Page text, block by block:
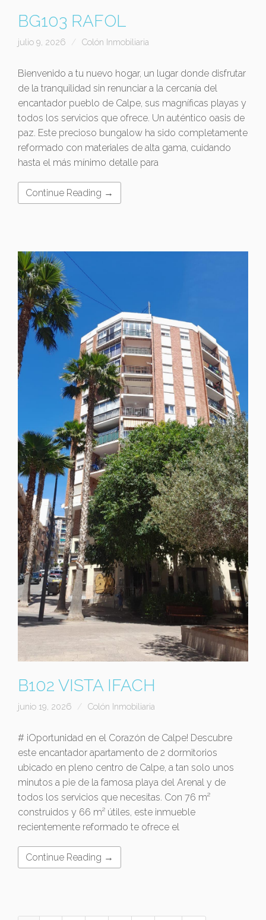
BG103 RAFOL
julio 9, 2026 Colón Inmobiliaria
Bienvenido a tu nuevo hogar, un lugar donde disfrutar
de la tranquilidad sin renunciar a la cercanía del
encantador pueblo de Calpe, sus magníficas playas y
todos los servicios que ofrece. Un auténtico oasis de
paz. Este precioso bungalow ha sido completamente
reformado con materiales de alta gama, cuidando
hasta el más mínimo detalle para
Continue Reading →
B102 VISTA IFACH
junio 19, 2026 Colón Inmobiliaria
# ¡Oportunidad en el Corazón de Calpe! Descubre
este encantador apartamento de 2 dormitorios
ubicado en pleno centro de Calpe, a tan solo unos
minutos a pie de la famosa playa del Arenal y de
todos los servicios que necesitas. Con 76 m²
construidos y 66 m² útiles, este inmueble
recientemente reformado te ofrece el
Continue Reading →